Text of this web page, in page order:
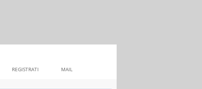
MAIL
REGISTRATI